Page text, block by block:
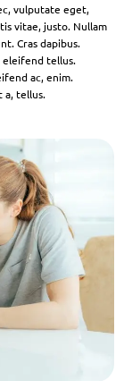
vulputate eget,
vitae, justo. Nullam
Cras dapibus.
eleifend tellus.
ac, enim.
a, tellus.